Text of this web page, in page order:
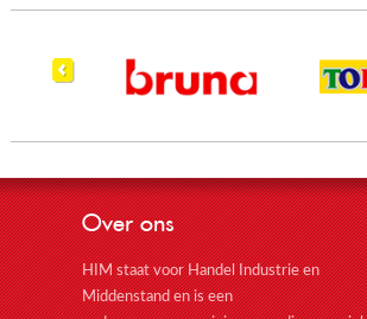
Over ons
HIM staat voor Handel Industrie en
Middenstand en is een